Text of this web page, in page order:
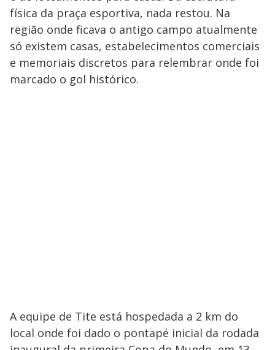
física da praça esportiva, nada restou. Na
região onde ficava o antigo campo atualmente
só existem casas, estabelecimentos comerciais
e memoriais discretos para relembrar onde foi
marcado o gol histórico.
A equipe de Tite está hospedada a 2 km do
local onde foi dado o pontapé inicial da rodada